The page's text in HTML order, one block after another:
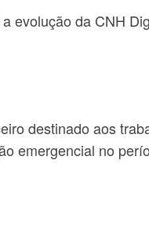
evolução da CNH
destinado aos
emergencial no